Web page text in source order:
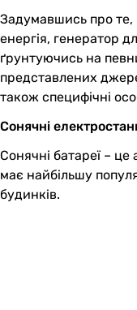
Задумавшись про те,
енергія, генератор
ґрунтуючись на
представлених
також специфічні
Сонячні
Сонячні батареї –
має найбільшу
будинків.